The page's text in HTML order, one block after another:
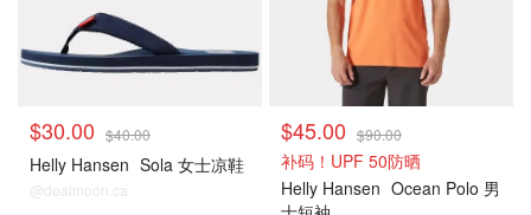
$30.00 $40.00
Helly Hansen Sola 女士凉鞋
@dealmoon.ca
$45.00 $90.00
补码！UPF 50防晒
Helly Hansen Ocean Polo 男